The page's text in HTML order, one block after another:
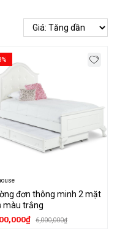
đơn thông minh 2 mặt
màu trắng
6,000,000₫